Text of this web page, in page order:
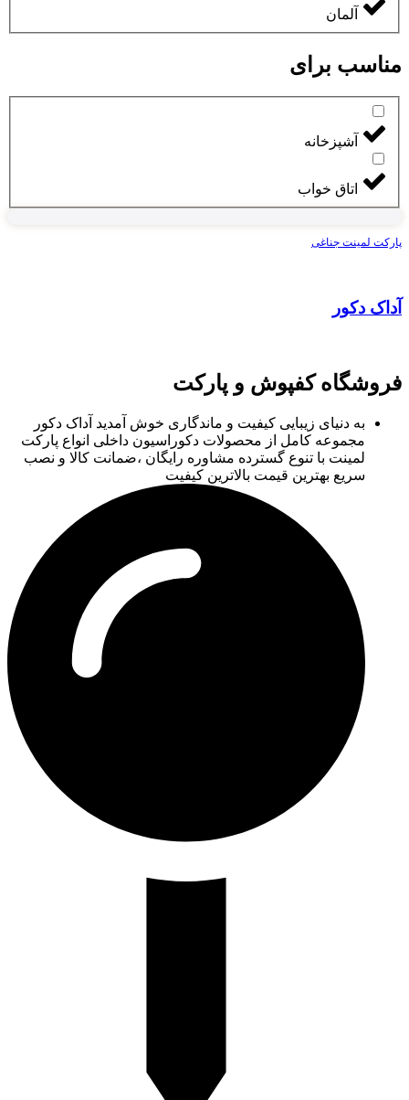
آلمان
مناسب برای
آشپزخانه
اتاق خواب
پارکت لمینت جناغی
آداک دکور
فروشگاه کفپوش و پارکت
به دنیای زیبایی کیفیت و ماندگاری خوش آمدید آداک دکور
مجموعه کامل از محصولات دکوراسیون داخلی انواع پارکت
لمینت با تنوع گسترده مشاوره رایگان ،ضمانت کالا و نصب
سریع بهترین قیمت بالاترین کیفیت